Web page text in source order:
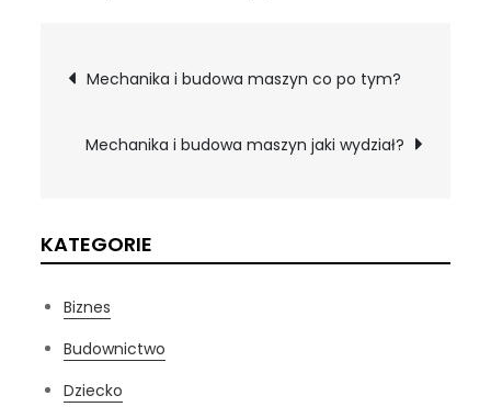
Nawigacja
wpisu
Mechanika i budowa maszyn co po tym?
Mechanika i budowa maszyn jaki wydział?
KATEGORIE
Biznes
Budownictwo
Dziecko